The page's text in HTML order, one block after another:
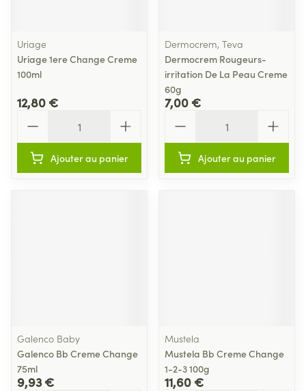
Uriage
Uriage 1ere Change Creme
100ml
12,80 €
Ajouter au panier
Dermocrem, Teva
Dermocrem Rougeurs-
irritation De La Peau Creme
60g
7,00 €
Ajouter au panier
Galenco Baby
Galenco Bb Creme Change
75ml
9,93 €
Mustela
Mustela Bb Creme Change
1-2-3 100g
11,60 €